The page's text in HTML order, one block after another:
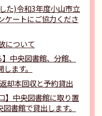
た)令和3年度小山市立
ケートにご協力くださ
について
中央図書館、分館、
ます。
却本回収と予約貸出
】中央図書館に取り置
書館で貸出します。